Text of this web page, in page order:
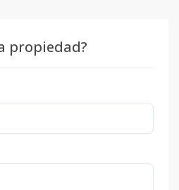
propiedad?